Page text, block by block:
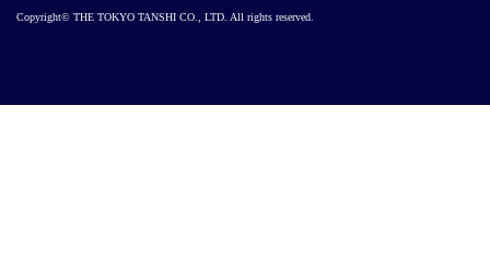
Copyright© THE TOKYO TANSHI CO., LTD. All rights reserved.